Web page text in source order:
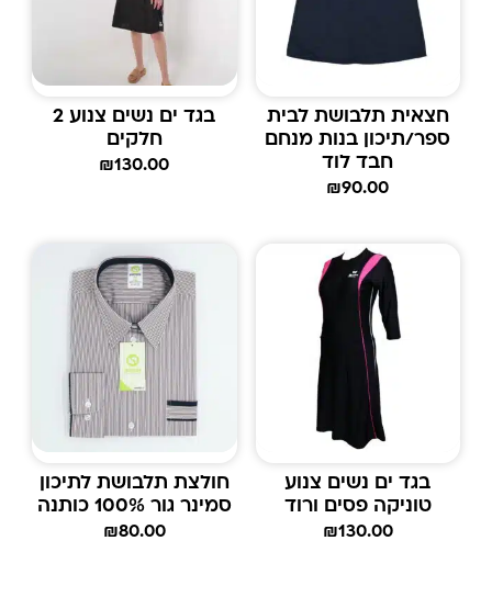
חצאית תלבושת לבית
ספר/תיכון בנות מנחם
חבד לוד
₪90.00
בגד ים נשים צנוע 2
חלקים
₪130.00
בגד ים נשים צנוע
טוניקה פסים ורוד
₪130.00
חולצת תלבושת לתיכון
סמינר גור 100% כותנה
₪80.00